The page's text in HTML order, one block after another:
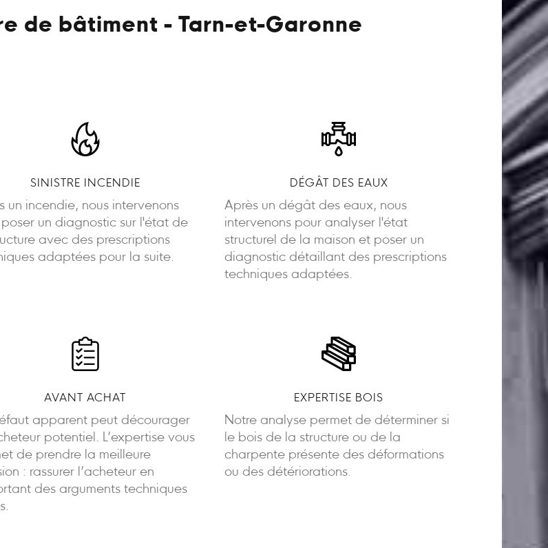
de bâtiment - Tarn-et-Garonne
SINISTRE INCENDIE
un incendie, nous intervenons
un diagnostic sur l'état de
avec des prescriptions
adaptées pour la suite.
DÉGÂT DES EAUX
Après un dégât des eaux, nous
intervenons pour analyser l'état
structurel de la maison et poser un
diagnostic détaillant des prescriptions
techniques adaptées.
AVANT ACHAT
apparent peut décourager
potentiel. L’expertise vous
de prendre la meilleure
: rassurer l’acheteur en
des arguments techniques
EXPERTISE BOIS
Notre analyse permet de déterminer si
le bois de la structure ou de la
charpente présente des déformations
ou des détériorations.